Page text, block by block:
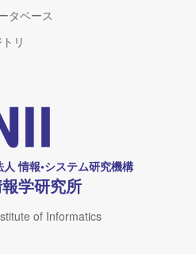
タベース
リ
情報•システム研究機構
学研究所
of Informatics